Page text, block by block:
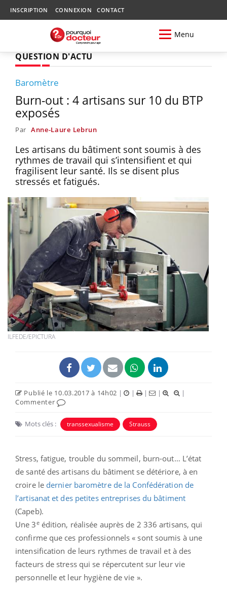
INSCRIPTION CONNEXION CONTACT
Menu
QUESTION D'ACTU
Baromètre
Burn-out : 4 artisans sur 10 du BTP
exposés
Par Anne-Laure Lebrun
Les artisans du bâtiment sont soumis à des
rythmes de travail qui s’intensifient et qui
fragilisent leur santé. Ils se disent plus
stressés et fatigués.
ILFEDE/EPICTURA
Publié le 10.03.2017 à 14h02 | | | |
|
Commenter
Mots clés : transsexualisme Strauss
Stress, fatigue, trouble du sommeil, burn-out… L’état
de santé des artisans du bâtiment se détériore, à en
croire le dernier baromètre de la Confédération de
l’artisanat et des petites entreprises du bâtiment
(Capeb).
Une 3eédition, réalisée auprès de 2 336 artisans, qui
confirme que ces professionnels « sont soumis à une
intensification de leurs rythmes de travail et à des
facteurs de stress qui se répercutent sur leur vie
personnelle et leur hygiène de vie ».